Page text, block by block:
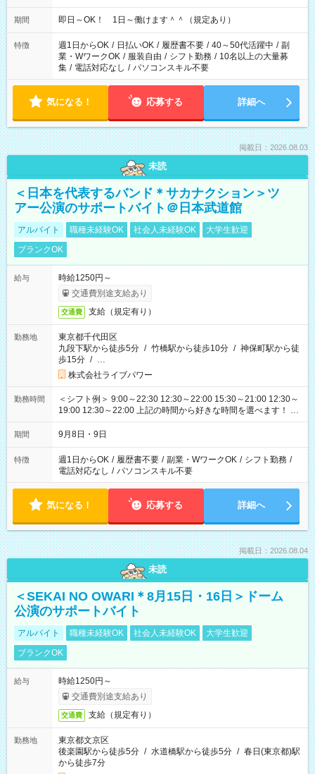
期間 即日～OK！ 1日～働けます＾＾（規定あり）
特徴 週1日からOK / 日払いOK / 履歴書不要 / 40～50代活躍中 / 副
業・WワークOK / 服装自由 / シフト勤務 / 10名以上の大量募
集 / 電話対応なし / パソコンスキル不要
気になる！ 応募する 詳細へ
掲載日：2026.08.03
未読
＜日本を代表するバンド＊サカナクション＞ツ
アー公演のサポートバイト＠日本武道館
アルバイト 職種未経験OK 社会人未経験OK
大学生歓迎
ブランクOK
給与
時給1250円～
交通費別途支給あり
交通費 支給（規定有り）
勤務地
東京都千代田区
九段下駅から徒歩5分 / 竹橋駅から徒歩10分 / 神保町駅から徒
歩15分 / …
株式会社ライブパワー
勤務時間
＜シフト例＞ 9:00～22:30 12:30～22:00 15:30～21:00 12:30～
19:00 12:30～22:00 上記の時間から好きな時間を選べます！ ※
時間は変更となる可能性があります
期間 9月8日・9日
特徴 週1日からOK / 履歴書不要 / 副業・WワークOK / シフト勤務 /
電話対応なし / パソコンスキル不要
気になる！ 応募する 詳細へ
掲載日：2026.08.04
未読
＜SEKAI NO OWARI＊8月15日・16日＞ドーム
公演のサポートバイト
アルバイト 職種未経験OK 社会人未経験OK
大学生歓迎
ブランクOK
給与
時給1250円～
交通費別途支給あり
交通費 支給（規定有り）
勤務地
東京都文京区
後楽園駅から徒歩5分 / 水道橋駅から徒歩5分 / 春日(東京都)駅
から徒歩7分